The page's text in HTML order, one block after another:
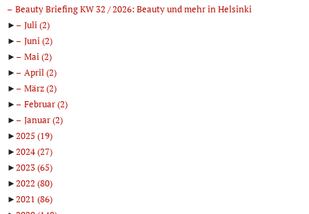
Beauty Briefing KW 32 / 2026: Beauty und mehr in Helsinki
►
Juli (2)
►
Juni (2)
►
Mai (2)
►
April (2)
►
März(2)
►
Februar(2)
►
Januar(2)
► 2025 (19)
► 2024(27)
► 2023(65)
► 2022 (80)
► 2021 (86)